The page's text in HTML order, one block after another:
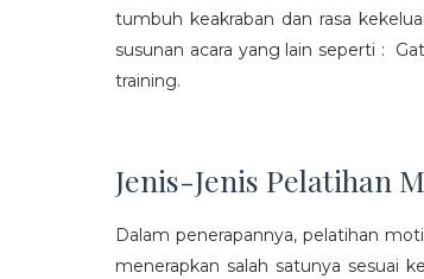
tumbuh keakraban dan rasa
susunan acara yang lain seperti :
training.
Jenis-Jenis Pelatihan
Dalam penerapannya, pelatihan
menerapkan salah satunya sesuai